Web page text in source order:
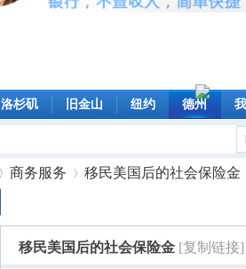
洛杉矶 旧金山 纽约 德州
商务服务
›
移民美国后的社会保险金
移民美国后的社会保险金 [复制链接]